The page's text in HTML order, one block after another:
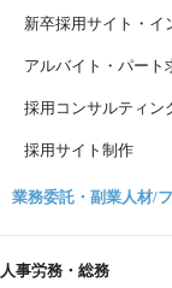
新卒採用サイト・イ
アルバイト・パート
採用コンサルティン
採用サイト制作
業務委託・副業人材/
人事労務・総務